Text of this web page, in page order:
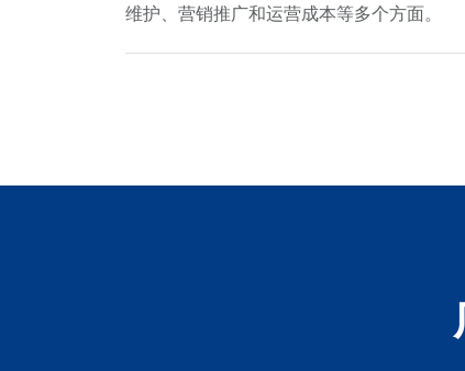
维护、营销推广和运营成本等多个方面。